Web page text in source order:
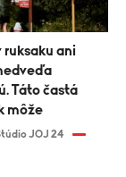
Táto častá
môže
JOJ 24